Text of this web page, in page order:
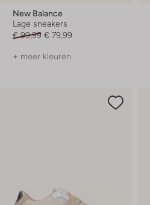
New Balance
Lage sneakers
€ 99,99 € 79,99
+ meer kleuren